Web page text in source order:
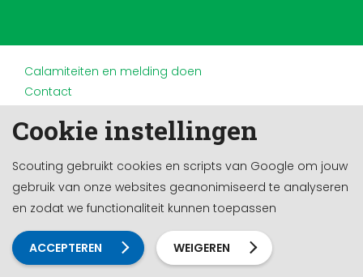
Cookie instellingen
Scouting gebruikt cookies en scripts van Google om jouw
gebruik van onze websites geanonimiseerd te analyseren
en zodat we functionaliteit kunnen toepassen
ACCEPTEREN WEIGEREN
Calamiteiten en melding doen
Contact
Doneren en nalaten
Privacy
Werken bij
Cookie-instellingen
Ontwikkeld door a&m impact